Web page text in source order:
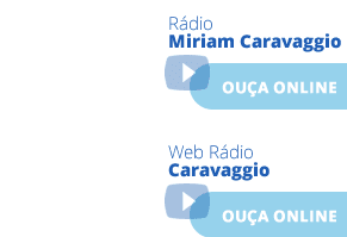
Miriam
Caravaggio